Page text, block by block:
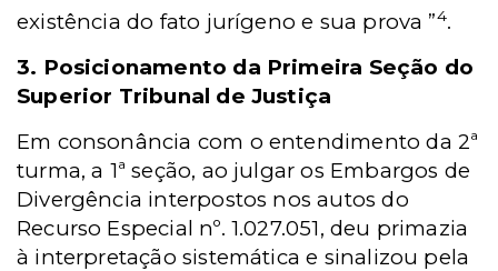
existência do fato jurígeno e sua prova ”4.
3. Posicionamento da Primeira Seção do
Superior Tribunal de Justiça
Em consonância com o entendimento da 2ª
turma, a 1ª seção, ao julgar os Embargos de
Divergência interpostos nos autos do
Recurso Especial nº. 1.027.051, deu primazia
à interpretação sistemática e sinalizou pela